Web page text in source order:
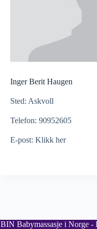
Inger Berit Haugen
Sted: Askvoll
Telefon: 90952605
E-post: Klikk her
BIN Babymassasje i Norge -